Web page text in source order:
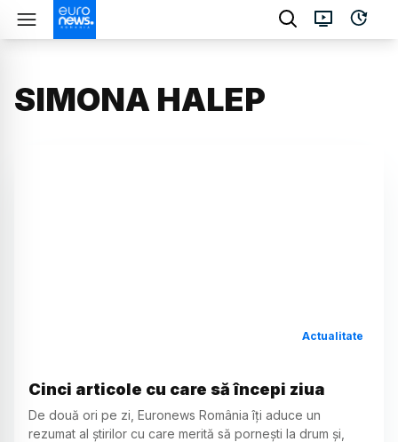
SIMONA HALEP
Actualitate
Cinci articole cu care să începi ziua
De două ori pe zi, Euronews România îți aduce un
rezumat al știrilor cu care merită să pornești la drum și,